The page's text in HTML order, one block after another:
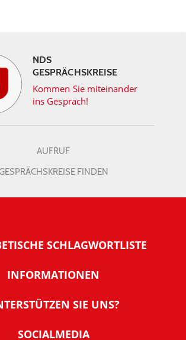
NDS
GESPRÄCHSKREISE
Kommen Sie miteinander
ins Gespräch!
AUFRUF
FINDEN
SCHLAGWORTLISTE
INFORMATIONEN
Warum NachDenkSeiten
SIE UNS?
SOCIALMEDIA